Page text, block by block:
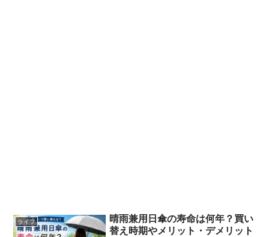
ライフ
晴雨兼用日傘の寿命は何年？買い
替え時期やメリット・デメリット